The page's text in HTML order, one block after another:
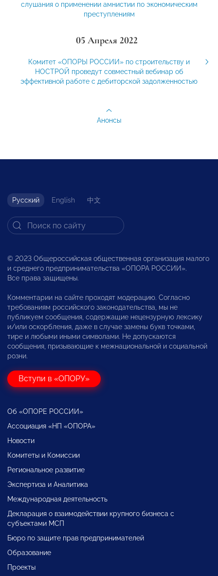
слушания о применении амнистии по экономическим
преступлениям
05 Апреля 2022
Комитет «ОПОРЫ РОССИИ» по строительству и
НОСТРОЙ проведут совместный вебинар об
эффективной работе с дебиторской задолженностью
Анонсы
Русский English 中文
© 2023 Общероссийская общественная организация малого
и среднего предпринимательства «ОПОРА РОССИИ».
Все права защищены.
Комментарии на сайте проходят модерацию. Согласно
требованиям российского законодательства, мы не
публикуем сообщения, содержащие нецензурную лексику
и/или оскорбления, даже в случае замены букв точками,
тире и любыми иными символами. Не допускаются
сообщения, призывающие к межнациональной и социальной
розни.
Вступи в «ОПОРУ»
Об «ОПОРЕ РОССИИ»
Ассоциация «НП «ОПОРА»
Новости
Комитеты и Комиссии
Региональное развитие
Экспертиза и Аналитика
Международная деятельность
Декларация о взаимодействии крупного бизнеса с
субъектами МСП
Бюро по защите прав предпринимателей
Образование
Проекты